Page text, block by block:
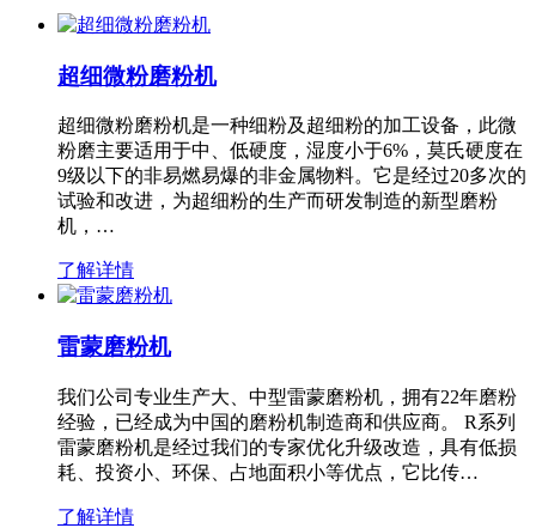
超细微粉磨粉机
超细微粉磨粉机是一种细粉及超细粉的加工设备，此微
粉磨主要适用于中、低硬度，湿度小于6%，莫氏硬度在
9级以下的非易燃易爆的非金属物料。它是经过20多次的
试验和改进，为超细粉的生产而研发制造的新型磨粉
机，…
了解详情
雷蒙磨粉机
我们公司专业生产大、中型雷蒙磨粉机，拥有22年磨粉
经验，已经成为中国的磨粉机制造商和供应商。 R系列
雷蒙磨粉机是经过我们的专家优化升级改造，具有低损
耗、投资小、环保、占地面积小等优点，它比传…
了解详情